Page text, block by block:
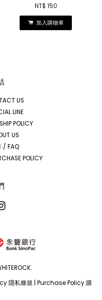
NT$ 150
加入購物車
US
LINE
POLICY
US
/ FAQ
POLICY
隱私條規 Purchase Policy 購